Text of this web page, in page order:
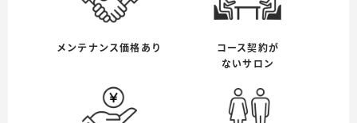
メンテナンス価格あり
コース契約が
ないサロン